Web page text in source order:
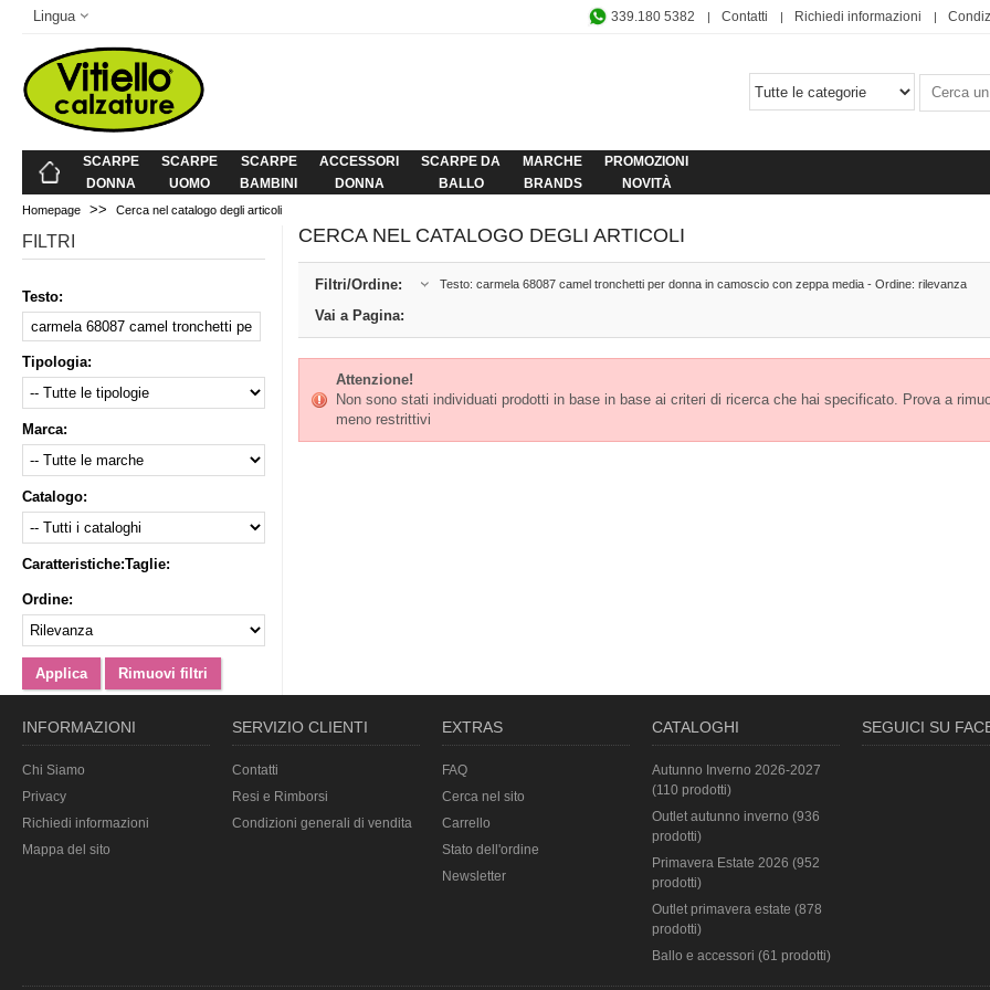
Lingua 339.180 5382 Contatti Richiedi informazioni
SCARPE
DONNA
SCARPE
UOMO
SCARPE
BAMBINI
ACCESSORI
DONNA
SCARPE DA
BALLO
MARCHE
BRANDS
PROMOZIONI
NOVITÀ
Homepage >> Cerca nel catalogo degli articoli
FILTRI
Testo:
Tipologia:
Marca:
Catalogo:
Caratteristiche:Taglie:
Ordine:
CERCA NEL CATALOGO DEGLI ARTICOLI
Filtri/Ordine: Testo: carmela 68087 camel tronchetti per donna in camoscio con zeppa media - Ordine: rilevanza
Vai a Pagina:
Attenzione!
Non sono stati individuati prodotti in base in base ai criteri di ricerca che hai specificato. Prova a
meno restrittivi
INFORMAZIONI
Chi Siamo
Privacy
Richiedi informazioni
Mappa del sito
SERVIZIO CLIENTI
Contatti
Resi e Rimborsi
Condizioni generali di vendita
EXTRAS
FAQ
Cerca nel sito
Carrello
Stato dell'ordine
Newsletter
CATALOGHI
Autunno Inverno 2026-2027
(110 prodotti)
Outlet autunno inverno (936
prodotti)
Primavera Estate 2026 (952
prodotti)
Outlet primavera estate (878
prodotti)
Ballo e accessori (61 prodotti)
SEGUICI SU